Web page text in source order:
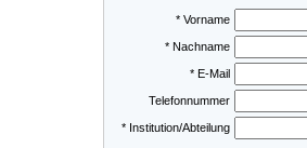
* Vorname
* Nachname
* E-Mail
Telefonnummer
* Institution/Abteilung